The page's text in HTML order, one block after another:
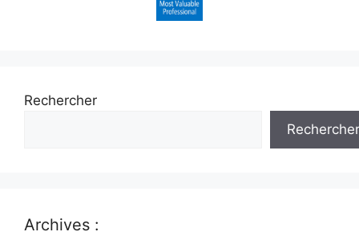
Rechercher
Rechercher
Archives :